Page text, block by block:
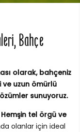
Bahçe
olarak, bahçeniz
ve uzun ömürlü
sunuyoruz.
Hemşin tel örgü ve
olanlar için ideal